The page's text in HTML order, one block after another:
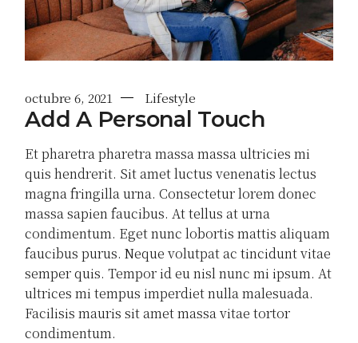
octubre 6, 2021 Lifestyle
Add A Personal Touch
Et pharetra pharetra massa massa ultricies mi
quis hendrerit. Sit amet luctus venenatis lectus
magna fringilla urna. Consectetur lorem donec
massa sapien faucibus. At tellus at urna
condimentum. Eget nunc lobortis mattis aliquam
faucibus purus. Neque volutpat ac tincidunt vitae
semper quis. Tempor id eu nisl nunc mi ipsum. At
ultrices mi tempus imperdiet nulla malesuada.
Facilisis mauris sit amet massa vitae tortor
condimentum.